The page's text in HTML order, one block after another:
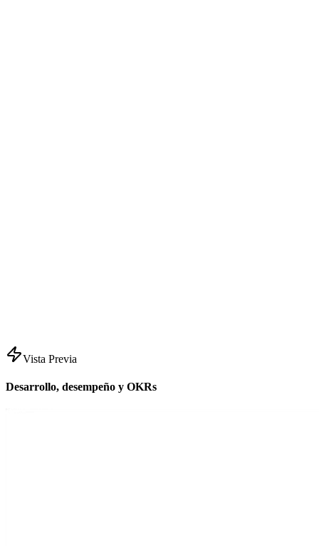
Vista Previa
Desarrollo, desempeño y OKRs